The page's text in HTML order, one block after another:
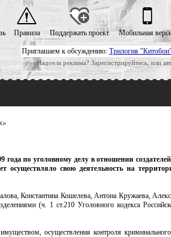
Приглашаем к обсуждению: Трилогия
Надоела реклама? Зарегистрируйтесь, или
Правила Поддержать проект Мобильная
года по уголовному делу в отношении
осуществляло свою деятельность на
Константина Кошелева, Антона Кружаева,
(ч. 1 ст.210 Уголовного кодекса
осуществления контроля